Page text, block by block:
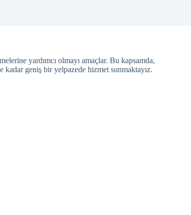
yardımcı olmayı amaçlar. Bu kapsamda,
kadar geniş bir yelpazede hizmet sunmaktayız.